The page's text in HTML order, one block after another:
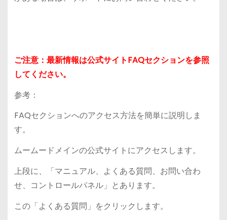
ご注意：最新情報は公式サイトFAQセクションを参照
してください。
参考：
FAQセクションへのアクセス方法を簡単に説明しま
す。
ムームードメインの公式サイトにアクセスします。
上段に、「マニュアル、よくある質問、お問い合わ
せ、コントロールパネル」とあります。
この「よくある質問」をクリックします。